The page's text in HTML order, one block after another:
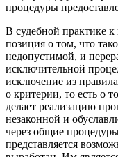
процедуры
В судебной практике
позиция о том, что
недопустимой, и
исключительной
исключение из
о критерии, то есть о
делает реализацию
незаконной и
через общие
представляется